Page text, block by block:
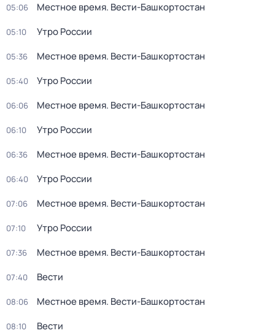
05:06 Местное время. Вести-Башкортостан
05:10 Утро России
05:36 Местное время. Вести-Башкортостан
05:40 Утро России
06:06 Местное время. Вести-Башкортостан
06:10 Утро России
06:36 Местное время. Вести-Башкортостан
06:40 Утро России
07:06 Местное время. Вести-Башкортостан
07:10 Утро России
07:36 Местное время. Вести-Башкортостан
07:40 Вести
08:06 Местное время. Вести-Башкортостан
08:10 Вести